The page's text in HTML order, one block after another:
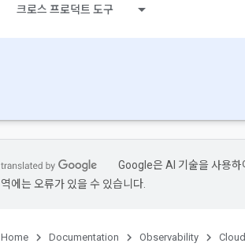
크로스 프로덕트 도구
Google은 AI 기술을 사용하
역에는 오류가 있을 수 있습니다.
Home Documentation Observability